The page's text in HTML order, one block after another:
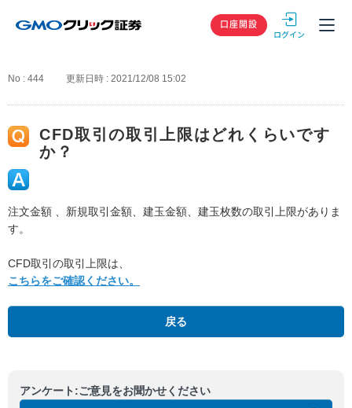
GMOクリック
口座開設
No : 444 更新日時 : 2021/12/08 15:02
CFD取引の取引上限はどれくらいです
か？
注文金額 、新規取引金額、建玉金額、建玉枚数の取引上限がありま
す。
CFD取引の取引上限は、
こちらをご確認ください。
戻る
アンケート:ご意見をお聞かせください